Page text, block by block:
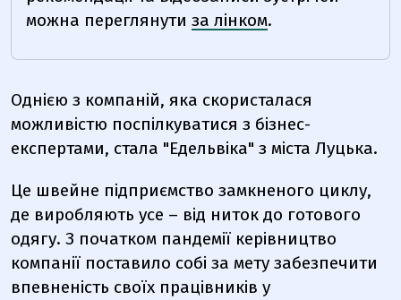
можна переглянути за лінком.
Однією з компаній, яка скористалася
можливістю поспілкуватися з бізнес-
експертами, стала "Едельвіка" з міста Луцька.
Це швейне підприємство замкненого циклу,
де виробляють усе – від ниток до готового
одягу. З початком пандемії керівництво
компанії поставило собі за мету забезпечити
впевненість своїх працівників у